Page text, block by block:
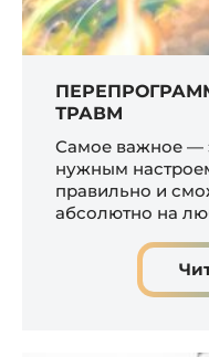
ТРАВМ
Самое важное —
нужным
правильно и
абсолютно на